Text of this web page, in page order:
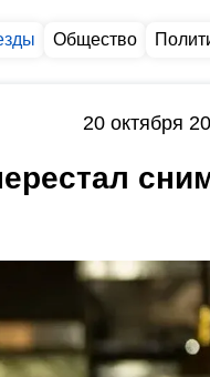
Общество
20 октября